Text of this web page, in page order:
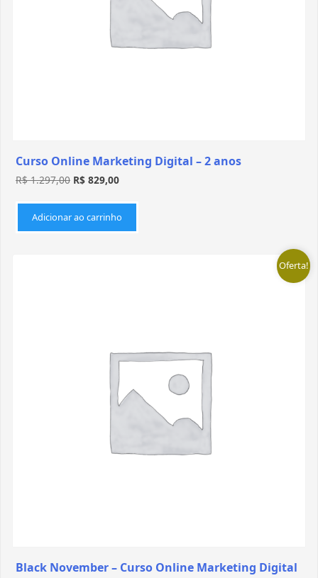
Curso Online Marketing Digital – 2 anos
R$1.297,00 R$ 829,00
Adicionar ao carrinho
Oferta!
Black November – Curso Online Marketing Digital